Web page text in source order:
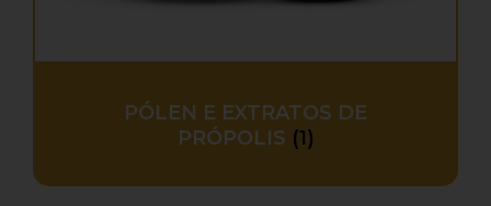
PÓLEN E EXTRATOS DE
PRÓPOLIS (1)